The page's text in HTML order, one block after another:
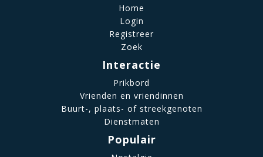
Home
Login
Registreer
Zoek
Interactie
Prikbord
Vrienden en vriendinnen
Buurt-, plaats- of streekgenoten
Dienstmaten
Populair